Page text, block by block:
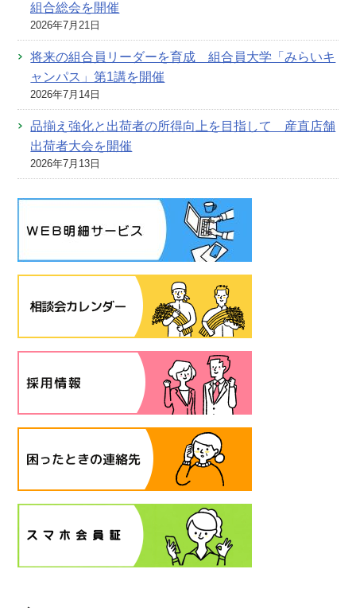
組合総会を開催
2026年7月21日
将来の組合員リーダーを育成 組合員大学「みらいキ
ャンパス」第1講を開催
2026年7月14日
品揃え強化と出荷者の所得向上を目指して 産直店舗
出荷者大会を開催
2026年7月13日